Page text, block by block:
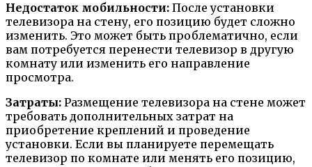
Недостаток мобильности: После установки
телевизора на стену, его позицию будет сложно
изменить. Это может быть проблематично, если
вам потребуется перенести телевизор в другую
комнату или изменить его направление
просмотра.
Затраты: Размещение телевизора на стене может
требовать дополнительных затрат на
приобретение креплений и проведение
установки. Если вы планируете перемещать
телевизор по комнате или менять его позицию,